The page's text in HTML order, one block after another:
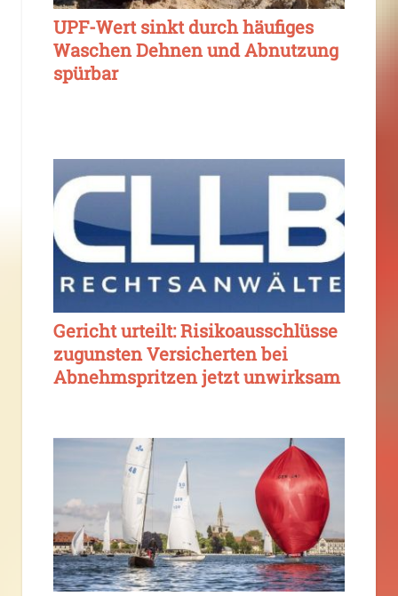
UPF-Wert sinkt durch häufiges
Waschen Dehnen und Abnutzung
spürbar
Gericht urteilt: Risikoausschlüsse
zugunsten Versicherten bei
Abnehmspritzen jetzt unwirksam